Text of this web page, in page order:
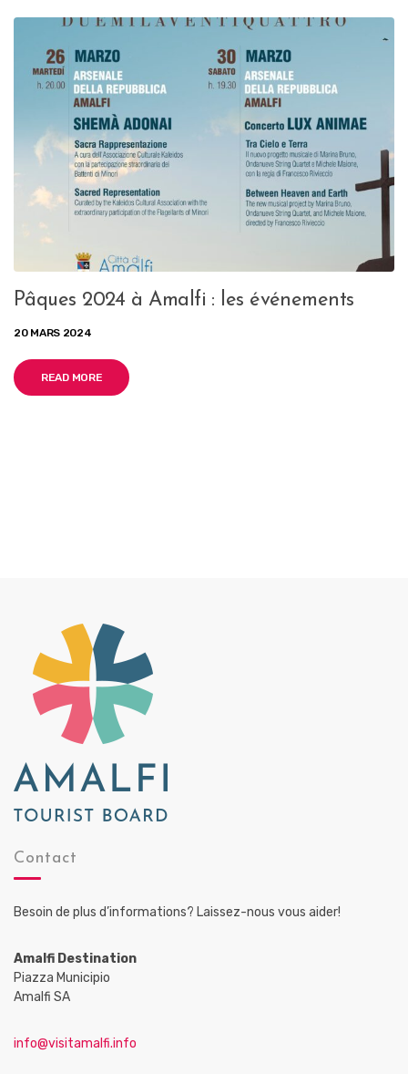
Pâques 2024 à Amalfi : les événements
20 MARS 2024
READ MORE
Contact
Besoin de plus d’informations? Laissez-nous vous aider!
Amalfi Destination
Piazza Municipio
Amalfi SA
info@visitamalfi.info